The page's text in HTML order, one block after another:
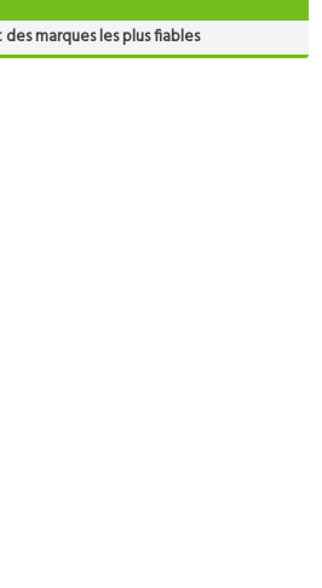
marques les plus fiables